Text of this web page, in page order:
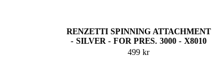
RENZETTI SPINNING ATTACHMENT
- SILVER - FOR PRES. 3000 - X8010
499 kr